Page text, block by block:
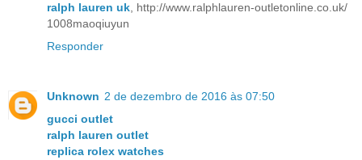
ralph lauren uk, http://www.ralphlauren-outletonline.co.uk/
1008maoqiuyun
Responder
Unknown 2 de dezembro de 2016 às 07:50
gucci outlet
ralph lauren outlet
replica rolex watches